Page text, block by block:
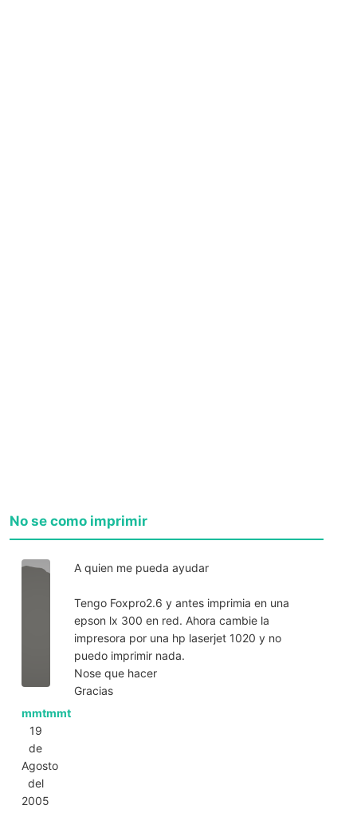
No se como imprimir
mmtmmt
19
de
Agosto
del
2005
A quien me pueda ayudar
Tengo Foxpro2.6 y antes imprimia en una
epson lx 300 en red. Ahora cambie la
impresora por una hp laserjet 1020 y no
puedo imprimir nada.
Nose que hacer
Gracias